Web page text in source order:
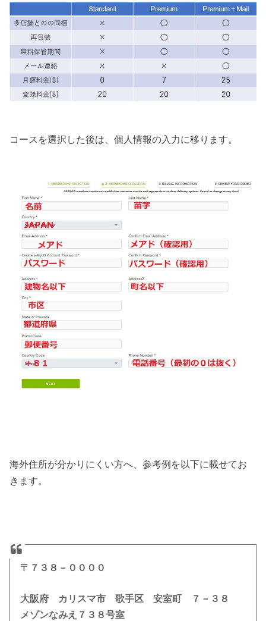
コースを選択した後は、個人情報の入力に移ります。
海外住所が分かりにくい方へ、参考例を以下に載せてお
きます。
〒７３８－００００
大阪府 カリスマ市 歌手区 安室町 ７－３８
メゾンなみえ７３８号室